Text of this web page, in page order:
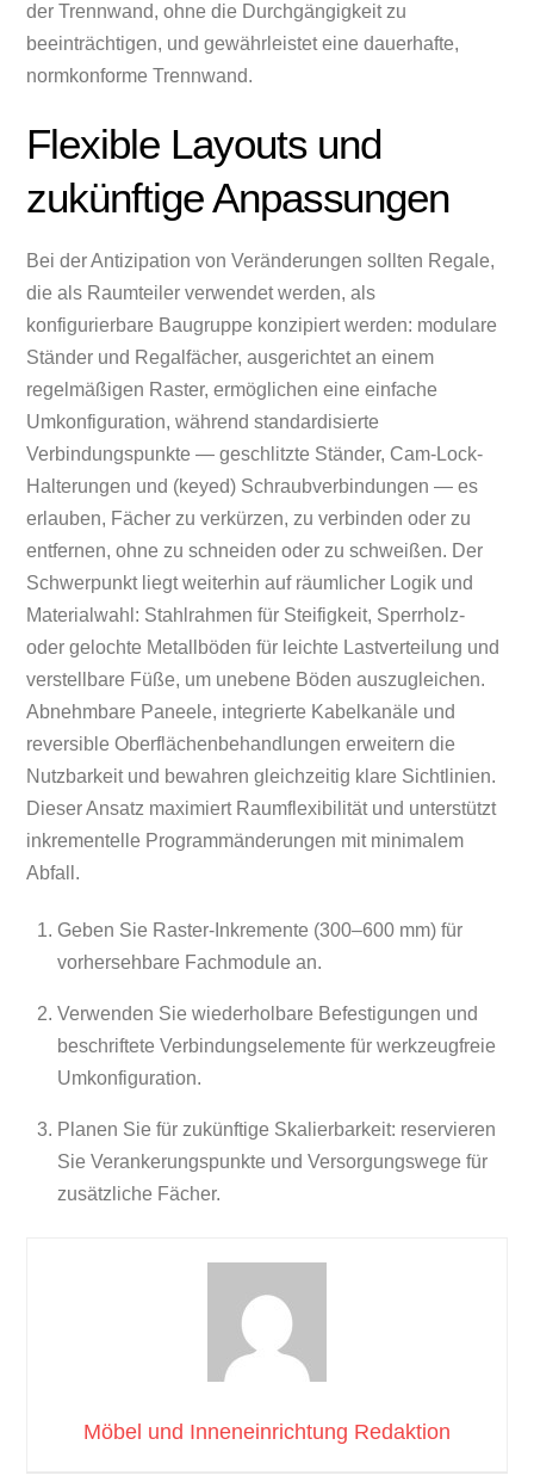
der Trennwand, ohne die Durchgängigkeit zu
beeinträchtigen, und gewährleistet eine dauerhafte,
normkonforme Trennwand.
Flexible Layouts und
zukünftige Anpassungen
Bei der Antizipation von Veränderungen sollten Regale,
die als Raumteiler verwendet werden, als
konfigurierbare Baugruppe konzipiert werden: modulare
Ständer und Regalfächer, ausgerichtet an einem
regelmäßigen Raster, ermöglichen eine einfache
Umkonfiguration, während standardisierte
Verbindungspunkte — geschlitzte Ständer, Cam-Lock-
Halterungen und (keyed) Schraubverbindungen — es
erlauben, Fächer zu verkürzen, zu verbinden oder zu
entfernen, ohne zu schneiden oder zu schweißen. Der
Schwerpunkt liegt weiterhin auf räumlicher Logik und
Materialwahl: Stahlrahmen für Steifigkeit, Sperrholz-
oder gelochte Metallböden für leichte Lastverteilung und
verstellbare Füße, um unebene Böden auszugleichen.
Abnehmbare Paneele, integrierte Kabelkanäle und
reversible Oberflächenbehandlungen erweitern die
Nutzbarkeit und bewahren gleichzeitig klare Sichtlinien.
Dieser Ansatz maximiert Raumflexibilität und unterstützt
inkrementelle Programmänderungen mit minimalem
Abfall.
Geben Sie Raster-Inkremente (300–600 mm) für
vorhersehbare Fachmodule an.
Verwenden Sie wiederholbare Befestigungen und
beschriftete Verbindungselemente für werkzeugfreie
Umkonfiguration.
Planen Sie für zukünftige Skalierbarkeit: reservieren
Sie Verankerungspunkte und Versorgungswege für
zusätzliche Fächer.
Möbel und Inneneinrichtung Redaktion